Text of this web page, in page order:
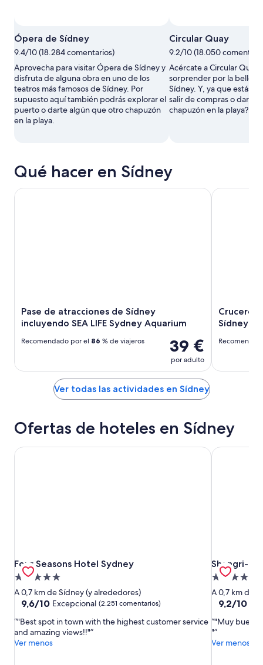
Ópera de Sídney
9.4/10 (18.284 comentarios)
Aprovecha para visitar Ópera de Sídney y
disfruta de alguna obra en uno de los
teatros más famosos de Sídney. Por
supuesto aquí también podrás explorar el
puerto o darte algún que otro chapuzón
en la playa.
Circular Quay
9.2/10 (18.050
Acércate a Circular Quay
sorprender por la
Sídney. Y, ya que estás
salir de compras o darte
chapuzón en la playa?
Qué hacer en Sídney
Pase de atracciones de Sídney
incluyendo SEA LIFE Sydney Aquarium
39 €
por adulto
Recomendado por el 86 % de viajeros
Pase de atracciones de Sídney incluyendo SEA LIFE
Crucero
Sídney
Crucero
Ver todas las actividades en Sídney
Ofertas de hoteles en Sídney
Four Seasons Hotel Sydney
Four Seasons Hotel Sydney
Alojamiento
de
5.0 estrellas
A 0,7 km de Sídney (y alrededores)
9.6
10,
Excepcional,
(2.251 comentarios)
9,6/10 Excepcional (2.251 comentarios)
"Best spot in town with the highest customer service
and amazing views!!"
Ver menos
Four Seasons Hotel Sydney
Shangri-La
Shangri-La
Alojamiento
de
5.0 estrellas
A 0,7 km de
9.2
10,
(2.786
9,2/10
"Muy buena
"
Ver menos
Shangri-La